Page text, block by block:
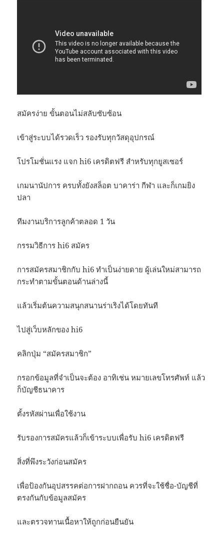
สมัครง่าย ขั้นตอนไม่สลับซับซ้อน
เข้าสู่ระบบได้รวดเร็ว รองรับทุกวัสดุอุปกรณ์
โปรโมชั่นแรง แจก hi6 เครดิตฟรี สำหรับทุกยูสเซอร์
เกมนานัปการ ครบทั้งยังสล็อต บาคาร่า กีฬา และก็เกมยิง
ปลา
ทีมงานบริการลูกค้าตลอด 1 วัน
กรรมวิธีการ hi6 สมัคร
การสมัครสมาชิกกับ hi6 ทำเป็นง่ายดาย ผู้เล่นใหม่สามารถ
กระทำตามขั้นตอนด้านล่างนี้
แล้วเริ่มต้นความสนุกสนานร่าเริงได้โดยทันที
ไปสู่เว็บหลักของ hi6
คลิกปุ่ม “สมัครสมาชิก”
กรอกข้อมูลที่จำเป็นจะต้อง อาทิเช่น หมายเลขโทรศัพท์ แล้ว
ก็บัญชีธนาคาร
ตั้งรหัสผ่านเพื่อใช้งาน
รับรองการสมัครแล้วก็เข้าระบบเพื่อรับ hi6 เครดิตฟรี
สิ่งที่พึงระวังก่อนสมัคร
เพื่อป้องกันอุปสรรคต่อการฝากถอน ควรที่จะใช้ชื่อ-บัญชีที่
ตรงกันกับข้อมูลสมัคร
และตรวจทานเนื้อหาให้ถูกก่อนยืนยัน